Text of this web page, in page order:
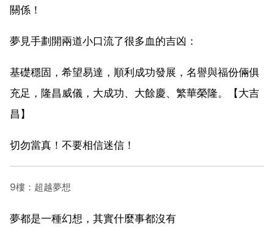
關係！
夢見手劃開兩道小口流了很多血的吉凶：
基礎穩固，希望易達，順利成功發展，名譽與福份倆俱
充足，隆昌威儀，大成功、大餘慶、繁華榮隆。【大吉
昌】
切勿當真！不要相信迷信！
9樓：超越夢想
夢都是一種幻想，其實什麼事都沒有